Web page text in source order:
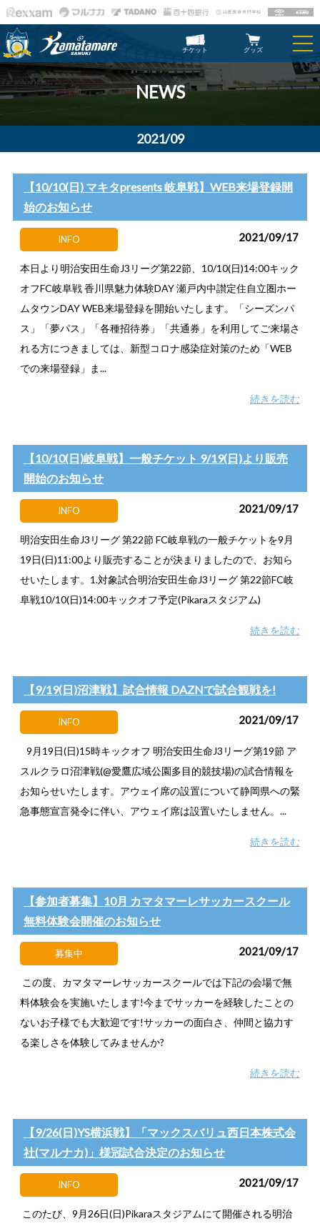
チケット グッズ
NEWS
2021/09
【10/10(日) マキタpresents 岐阜戦】WEB来場登録開
始のお知らせ
INFO 2021/09/17
本日より明治安田生命J3リーグ第22節、10/10(日)14:00キック
オフFC岐阜戦 香川県魅力体験DAY 瀬戸内中讃定住自立圏ホー
ムタウンDAY WEB来場登録を開始いたします。「シーズンパ
ス」「夢パス」「各種招待券」「共通券」を利用してご来場さ
れる方につきましては、新型コロナ感染症対策のため「WEB
での来場登録」ま...
続きを読む
【10/10(日)岐阜戦】一般チケット 9/19(日)より販売
開始のお知らせ
INFO 2021/09/17
明治安田生命J3リーグ 第22節 FC岐阜戦の一般チケットを9月
19日(日)11:00より販売することが決まりましたので、お知ら
せいたします。1.対象試合明治安田生命J3リーグ 第22節FC岐
阜戦10/10(日)14:00キックオフ予定(Pikaraスタジアム)
続きを読む
【9/19(日)沼津戦】試合情報 DAZNで試合観戦を!
INFO 2021/09/17
9月19日(日)15時キックオフ 明治安田生命J3リーグ第19節 ア
スルクラロ沼津戦(@愛鷹広域公園多目的競技場)の試合情報を
お知らせいたします。アウェイ席の設置について静岡県への緊
急事態宣言発令に伴い、アウェイ席は設置いたしません。...
続きを読む
【参加者募集】10月 カマタマーレサッカースクール
無料体験会開催のお知らせ
募集中 2021/09/17
この度、カマタマーレサッカースクールでは下記の会場で無
料体験会を実施いたします!今までサッカーを経験したことの
ないお子様でも大歓迎です!サッカーの面白さ、仲間と協力す
る楽しさを体験してみませんか?
続きを読む
【9/26(日)YS横浜戦】「マックスバリュ西日本株式会
社(マルナカ)」様冠試合決定のお知らせ
INFO 2021/09/17
このたび、9月26日(日)Pikaraスタジアムにて開催される明治